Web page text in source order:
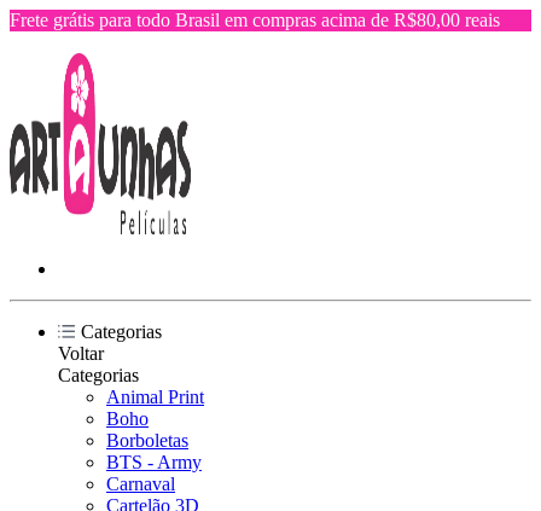
Frete grátis para todo Brasil em compras acima de R$80,00 reais
Categorias
Voltar
Categorias
Animal Print
Boho
Borboletas
BTS - Army
Carnaval
Cartelão 3D